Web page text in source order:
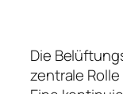
Die
zentrale